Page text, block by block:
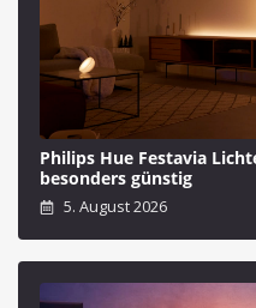
Philips Hue Festavia
besonders günstig
5. August 2026